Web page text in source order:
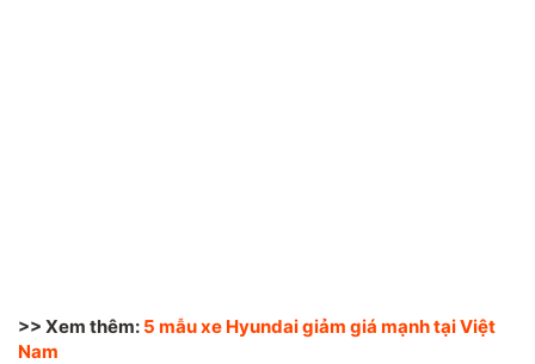
>> Xem thêm: 5 mẫu xe Hyundai giảm giá mạnh tại Việt
Nam